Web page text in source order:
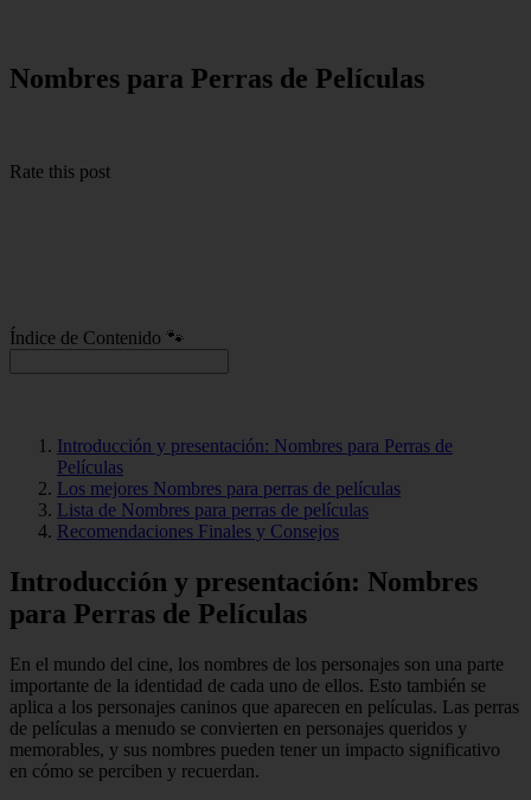
Nombres para Perras de Películas
Rate this post
Índice de Contenido 🐾
Introducción y presentación: Nombres para Perras de
Películas
Los mejores Nombres para perras de películas
Lista de Nombres para perras de películas
Recomendaciones Finales y Consejos
Introducción y presentación: Nombres
para Perras de Películas
En el mundo del cine, los nombres de los personajes son una parte
importante de la identidad de cada uno de ellos. Esto también se
aplica a los personajes caninos que aparecen en películas. Las perras
de películas a menudo se convierten en personajes queridos y
memorables, y sus nombres pueden tener un impacto significativo
en cómo se perciben y recuerdan.